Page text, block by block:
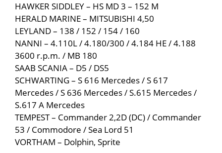
HAWKER SIDDLEY – HS MD 3 – 152 M
HERALD MARINE – MITSUBISHI 4,50
LEYLAND – 138 / 152 / 154 / 160
NANNI – 4.110L / 4.180/300 / 4.184 HE / 4.188
3600 r.p.m. / MB 180
SAAB SCANIA – D5 / DS5
SCHWARTING – S 616 Mercedes / S 617
Mercedes / S 636 Mercedes / S.615 Mercedes /
S.617 A Mercedes
TEMPEST – Commander 2,2D (DC) / Commander
53 / Commodore / Sea Lord 51
VORTHAM – Dolphin, Sprite